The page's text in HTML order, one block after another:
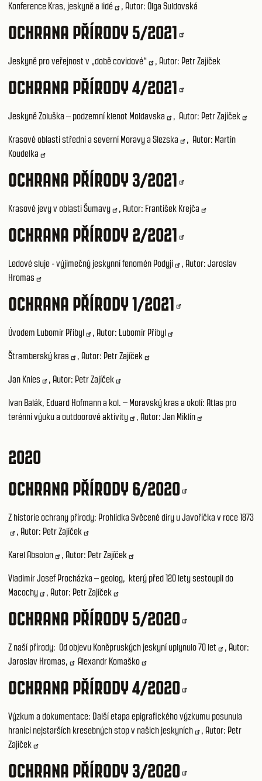
Konference Kras, jeskyně a lidé , Autor: Olga Suldovská
OCHRANA PŘÍRODY 5/2021
Jeskyně pro veřejnost v „době covidové“ , Autor: Petr Zajíček
OCHRANA PŘÍRODY 4/2021
Jeskyně Zoluška – podzemní klenot Moldavska , Autor: Petr Zajíček
Krasové oblasti střední a severní Moravy a Slezska , Autor: Martin
Koudelka
OCHRANA PŘÍRODY 3/2021
Krasové jevy v oblasti Šumavy , Autor: František Krejča
OCHRANA PŘÍRODY 2/2021
Ledové sluje - výjimečný jeskynní fenomén Podyjí , Autor: Jaroslav
Hromas
OCHRANA PŘÍRODY 1/2021
Úvodem Lubomír Přibyl , Autor: Lubomír Přibyl
Štramberský kras , Autor: Petr Zajíček
Jan Knies , Autor: Petr Zajíček
Ivan Balák, Eduard Hofmann a kol. – Moravský kras a okolí: Atlas pro
terénní výuku a outdoorové aktivity
, Autor: Jan Miklín
2020
OCHRANA PŘÍRODY 6/2020
Z historie ochrany přírody: Prohlídka Svěcené díry u Javoříčka v roce 1873
, Autor: Petr Zajíček
Karel Absolon , Autor: Petr Zajíček
Vladimír Josef Procházka – geolog, který před 120 lety sestoupil do
Macochy
, Autor: Petr Zajíček
OCHRANA PŘÍRODY 5/2020
Z naší přírody: Od objevu Koněpruských jeskyní uplynulo 70 let
, Autor:
Jaroslav Hromas,
Alexandr Komaško
OCHRANA PŘÍRODY 4/2020
Výzkum a dokumentace: Další etapa epigrafického výzkumu posunula
hranici nejstarších kresebných stop v našich jeskyních
, Autor: Petr
Zajíček
OCHRANA PŘÍRODY 3/2020